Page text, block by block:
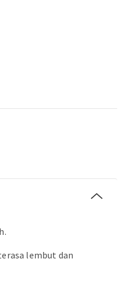
lembut dan